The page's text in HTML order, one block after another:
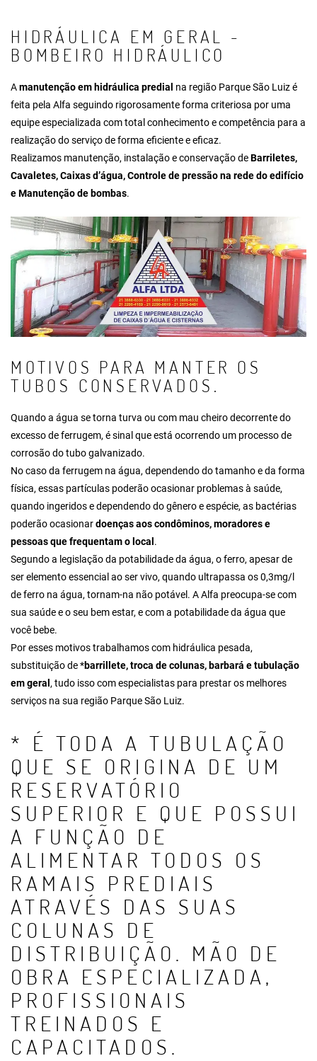
HIDRÁULICA EM GERAL -
BOMBEIRO HIDRÁULICO
Amanutenção em hidráulica predial na região Parque São Luiz é
feita pela Alfa seguindo rigorosamente forma criteriosa por uma
equipe especializada com total conhecimento e competência para a
realização do serviço de forma eficiente e eficaz.
Realizamos manutenção, instalação e conservação deBarriletes,
Cavaletes, Caixas d’água, Controle de pressão na rede do edifício
e Manutenção de bombas.
MOTIVOS PARA MANTER OS
TUBOS CONSERVADOS.
Quando a água se torna turva ou com mau cheiro decorrente do
excesso de ferrugem, é sinal que está ocorrendo um processo de
corrosão do tubo galvanizado.
No caso da ferrugem na água, dependendo do tamanho e da forma
física, essas partículas poderão ocasionar problemas à saúde,
quando ingeridos e dependendo do gênero e espécie, as bactérias
poderão ocasionardoenças aos condôminos, moradores e
pessoas que frequentam o local .
Segundo a legislação da potabilidade da água, o ferro, apesar de
ser elemento essencial ao ser vivo, quando ultrapassa os 0,3mg/l
de ferro na água, tornam-na não potável. A Alfa preocupa-se com
sua saúde e o seu bem estar, e com a potabilidade da água que
você bebe.
Por esses motivos trabalhamos com hidráulica pesada,
substituição de *barrillete, troca de colunas, barbará e tubulação
em geral , tudo isso com especialistas para prestar os melhores
serviços na sua região Parque São Luiz.
* É TODA A TUBULAÇÃO
QUE SE ORIGINA DE UM
RESERVATÓRIO
SUPERIOR E QUE POSSUI
A FUNÇÃO DE
ALIMENTAR TODOS OS
RAMAIS PREDIAIS
ATRAVÉS DAS SUAS
COLUNAS DE
DISTRIBUIÇÃO. MÃO DE
OBRA ESPECIALIZADA,
PROFISSIONAIS
TREINADOS E
CAPACITADOS.